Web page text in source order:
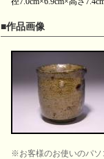
■作品画像
※お客様のお使いのパソ